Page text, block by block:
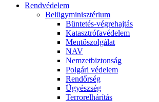
Rendvédelem
Belügyminisztérium
Büntetés-végrehajtás
Katasztrófavédelem
Mentőszolgálat
NAV
Nemzetbiztonság
Polgári védelem
Rendőrség
Ügyészség
Terrorelhárítás